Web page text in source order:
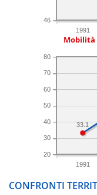
1991
46
Mobilità
1991
20
30
40
50
60
70
80
33.1
CONFRONTI